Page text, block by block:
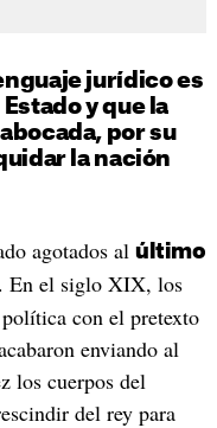
jurídico es
y que la
por su
la nación
agotados al último
En el siglo XIX, los
con el pretexto
enviando al
los cuerpos del
del rey para